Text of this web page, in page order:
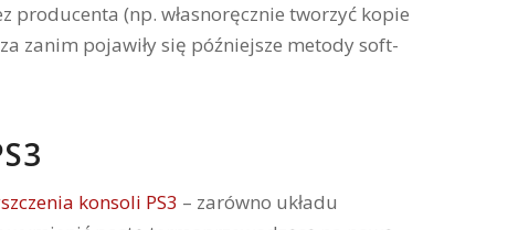
producenta (np. własnoręcznie tworzyć kopie
zanim pojawiły się późniejsze metody soft-
konsoli PS3 – zarówno układu